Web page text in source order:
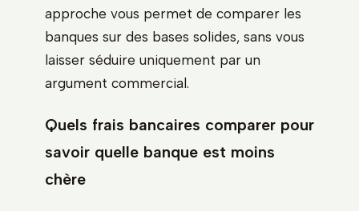
approche vous permet de comparer les
banques sur des bases solides, sans vous
laisser séduire uniquement par un
argument commercial.
Quels frais bancaires comparer pour
savoir quelle banque est moins
chère